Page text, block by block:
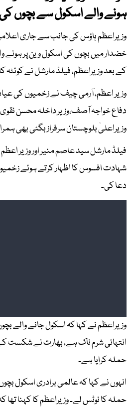
ہونے والے اسکول سے بچوں
وزیراعظم ہاؤس کی جانب سے جاری
خضدار میں بچوں کی اسکول وین پر
کے بعد وزیراعظم، فیلڈ مارشل نے کوئٹہ
وزیر اعظم، آرمی چیف نے زخمیوں کی
دفاع خواجہ آصف،وزیر داخلہ محسن
وزیراعلیٰ بلوچستان سرفراز بگٹی بھی
فیلڈ مارشل سید عاصم منیر اور وزیر
شہادت افسوس کا اظہار کرتے ہوئے
دعا کی۔
وزیراعظم نے کہا کہ اسکول جانے والے
انتہائی شرم ناک ہے، بھارت نے شکست کے
حملہ کرایا ہے۔
انہوں نے کہا کہ عالمی برادری اسکول
حملہ کا نوٹس لے۔ وزیراعظم کا کہنا